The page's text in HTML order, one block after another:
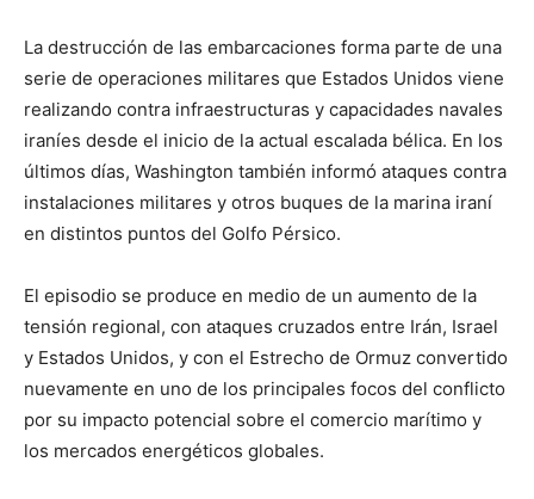
La destrucción de las embarcaciones forma parte de una
serie de operaciones militares que Estados Unidos viene
realizando contra infraestructuras y capacidades navales
iraníes desde el inicio de la actual escalada bélica. En los
últimos días, Washington también informó ataques contra
instalaciones militares y otros buques de la marina iraní
en distintos puntos del Golfo Pérsico.
El episodio se produce en medio de un aumento de la
tensión regional, con ataques cruzados entre Irán, Israel
y Estados Unidos, y con el Estrecho de Ormuz convertido
nuevamente en uno de los principales focos del conflicto
por su impacto potencial sobre el comercio marítimo y
los mercados energéticos globales.